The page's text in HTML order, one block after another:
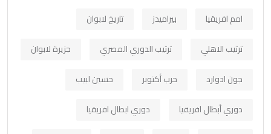
امم افريقيا
بيراميدز
تاريخ لابوان
ترتيب الاهلي
ترتيب الدوري المصري
جزيرة لابوان
جون ادوارد
حرب أكتوبر
حسين لبيب
دوري أبطال افريقيا
دوري ابطال افريقيا